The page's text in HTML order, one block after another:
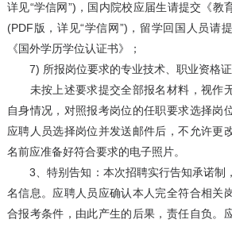
详见“学信网”)，国内院校应届生请提交《教
(PDF版，详见“学信网”)，留学回国人员请
《国外学历学位认证书》；
7) 所报岗位要求的专业技术、职业资格证
未按上述要求提交全部报名材料，视作
自身情况，对照报考岗位的任职要求选择岗
应聘人员选择岗位并发送邮件后，不允许更
名前应准备好符合要求的电子照片。
3、特别告知：本次招聘实行告知承诺制
名信息。应聘人员应确认本人完全符合相关
合报考条件，由此产生的后果，责任自负。